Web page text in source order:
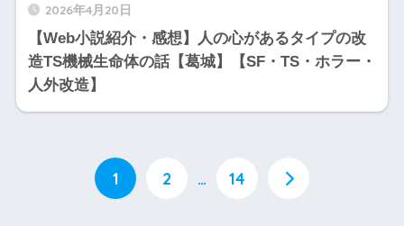
2026年4月20日
【Web小説紹介・感想】人の心があるタイプの改
造TS機械生命体の話【葛城】【SF・TS・ホラー・
人外改造】
1 2 … 14